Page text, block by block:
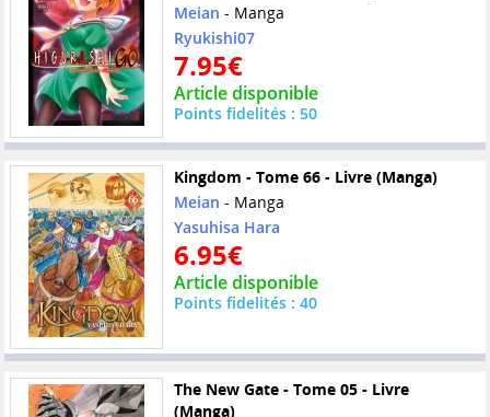
Meian - Manga
Ryukishi07
7.95€
Article disponible
Points fidelités : 50
Kingdom - Tome 66 - Livre (Manga)
Meian - Manga
Yasuhisa Hara
6.95€
Article disponible
Points fidelités : 40
The New Gate - Tome 05 - Livre
(Manga)